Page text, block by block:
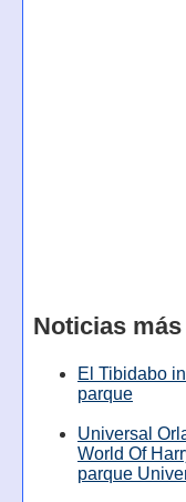
Noticias
El Tibidabo
parque
Universal
World Of
parque